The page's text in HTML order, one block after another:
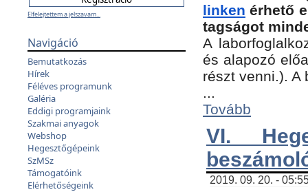
Elfelejtettem a jelszavam...
Navigáció
Bemutatkozás
Hírek
Féléves programunk
Galéria
Eddigi programjaink
Szakmai anyagok
Webshop
Hegesztőgépeink
SzMSz
Támogatóink
Elérhetőségeink
linken érhető
tagságot
A
és alapozó
részt venni.).
...
Tovább
VI.
2019. 09. 20. -